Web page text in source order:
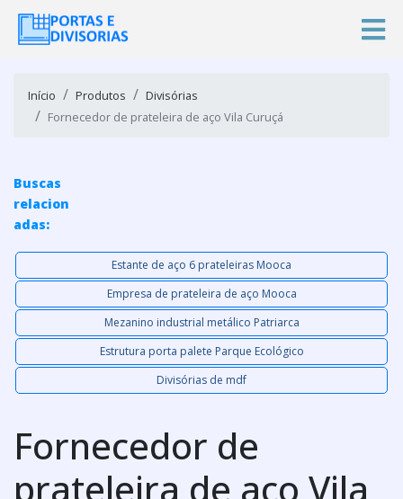
Início Produtos
Divisórias
Fornecedor de prateleira de aço Vila Curuçá
Buscas
relacion
adas:
Estante de aço 6 prateleiras Mooca
Empresa de prateleira de aço Mooca
Mezanino industrial metálico Patriarca
Estrutura porta palete Parque Ecológico
Divisórias de mdf
Fornecedor de
prateleira de aço Vila